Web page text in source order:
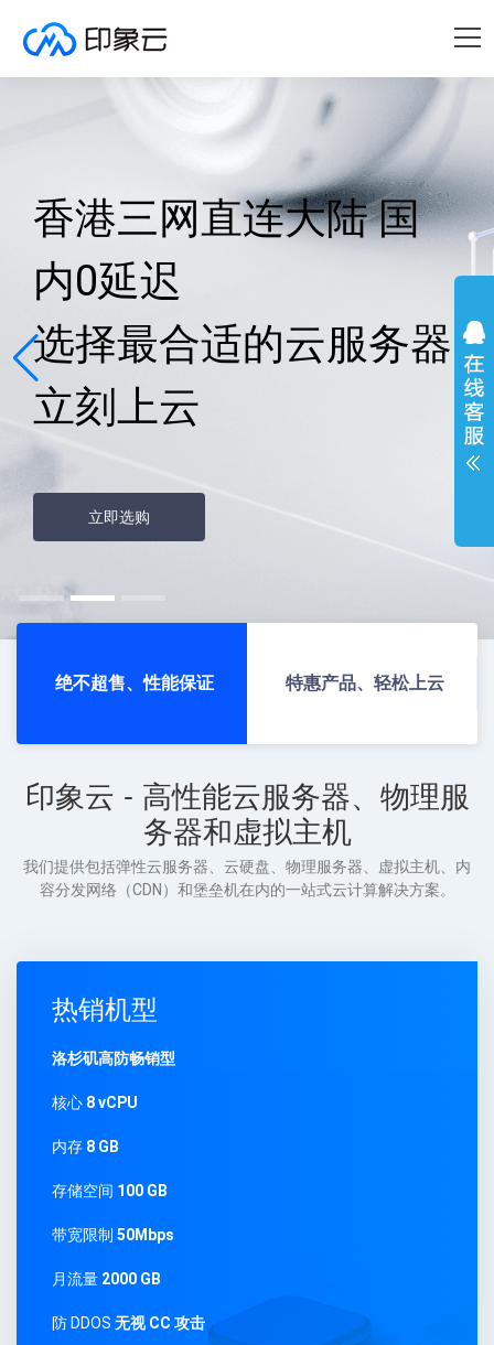
香港三网直连大陆 国
内0延迟
选择最合适的云服务器
立刻上云
立即选购
绝不超售、性能保证 特惠产品、轻松上云
印象云 - 高性能云服务器、物理服
务器和虚拟主机
我们提供包括弹性云服务器、云硬盘、物理服务器、虚拟主机、内
容分发网络（CDN）和堡垒机在内的一站式云计算解决方案。
热销机型
洛杉矶高防畅销型
核心 8 vCPU
内存 8 GB
存储空间 100 GB
带宽限制 50Mbps
月流量 2000 GB
防 DDOS 无视 CC 攻击